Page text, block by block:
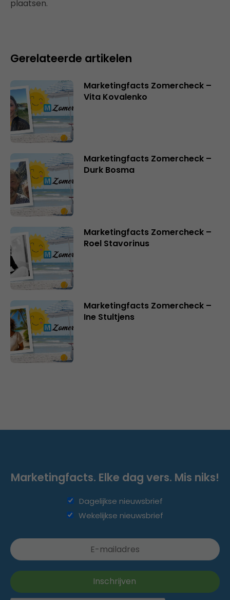
plaatsen.
Gerelateerde artikelen
Marketingfacts Zomercheck –
Vita Kovalenko
Marketingfacts Zomercheck –
Durk Bosma
Marketingfacts Zomercheck –
Roel Stavorinus
Marketingfacts Zomercheck –
Ine Stultjens
Marketingfacts. Elke dag vers. Mis niks!
Dagelijkse nieuwsbrief
Wekelijkse nieuwsbrief